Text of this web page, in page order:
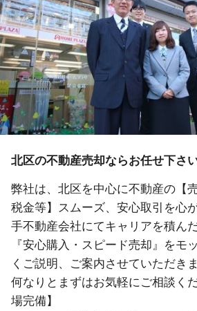
北区の不動産売却ならお任せ下さい
弊社は、北区を中心に不動産の【
税金等】スムーズ、安心取引を心
手不動産会社にてキャリアを積ん
『安心購入・スピード売却』をモ
くご説明、ご案内させていただきま
何なりとまずはお気軽にご相談く
場完備】